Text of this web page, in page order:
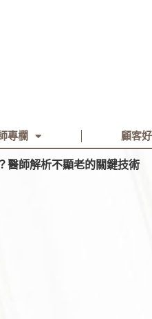
專欄 顧客
醫師解析不顯老的關鍵技術